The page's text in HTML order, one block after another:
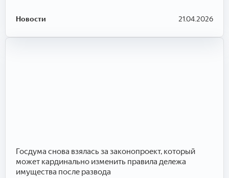
Новости 21.04.2026
Госдума снова взялась за законопроект, который
может кардинально изменить правила дележа
имущества после развода